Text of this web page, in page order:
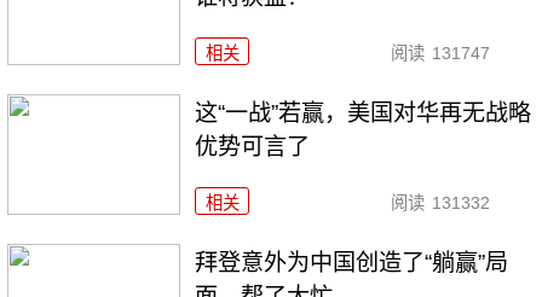
相关 阅读 131747
这“一战”若赢，美国对华再无战略
优势可言了
相关 阅读 131332
拜登意外为中国创造了“躺赢”局